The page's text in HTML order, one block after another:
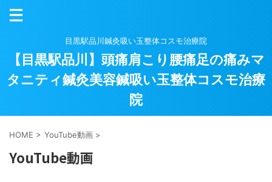
目黒駅品川鍼灸吸い玉整体コスモ治療院
【目黒駅品川】頭痛肩こり腰痛足の痛みマ
タニティ鍼灸美容鍼吸い玉整体コスモ治療
院
HOME > YouTube動画 >
YouTube動画